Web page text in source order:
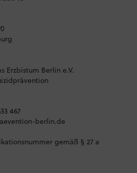
Erzbistum Berlin e.V.
467
berlin.de
gemäß § 27 a